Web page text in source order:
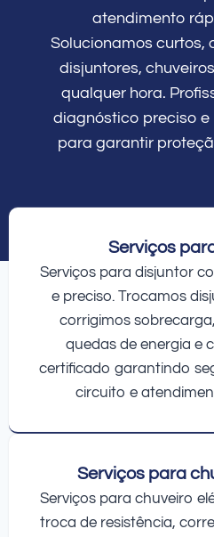
atendimento
Solucionamos curtos,
disjuntores,
qualquer hora.
diagnóstico preciso
para garantir
Serviços
Serviços para disjuntor
e preciso. Trocamos
corrigimos
quedas de energia e
certificado garantindo
circuito e
Serviços para
Serviços para chuveiro
troca de resistência,